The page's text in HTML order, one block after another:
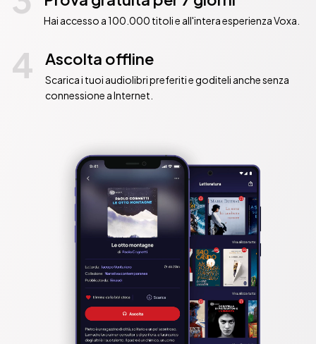
Hai accesso a 100.000 titoli e all'intera esperienza Voxa.
4 Ascolta offline
Scarica i tuoi audiolibri preferiti e goditeli anche senza
connessione a Internet.